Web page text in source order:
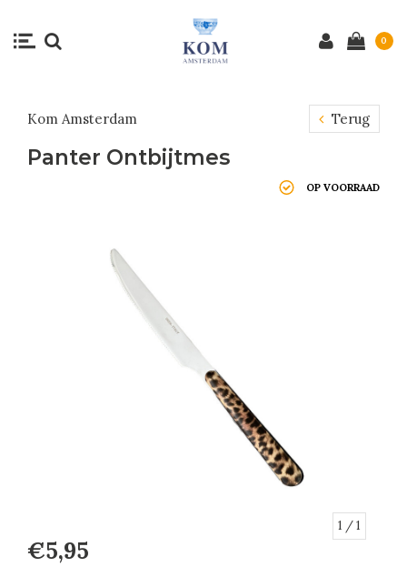
0
Kom Amsterdam Terug
Panter Ontbijtmes
OP VOORRAAD
1 / 1
€5,95